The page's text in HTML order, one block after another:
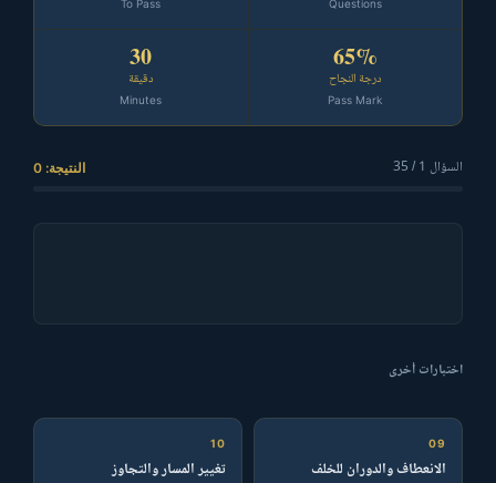
Questions
To Pass
65%
درجة النجاح
Pass Mark
30
دقيقة
Minutes
السؤال 1 / 35 النتيجة: 0
اختبارات أخرى
09
الانعطاف والدوران للخلف
10
تغيير المسار والتجاوز